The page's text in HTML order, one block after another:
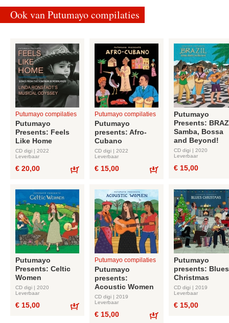
Ook van Putumayo compilaties
Putumayo compilaties
Putumayo
Presents: Feels
Like Home
CD digi | 2022
Leverbaar
€ 20,00
Putumayo compilaties
Putumayo
presents: Afro-
Cubano
CD digi | 2022
Leverbaar
€ 15,00
Putumayo
Presents:
Samba, Bossa
and Beyond!
CD digi | 2020
Leverbaar
€ 15,00
Putumayo
Presents: Celtic
Women
CD digi | 2020
Leverbaar
€ 15,00
Putumayo compilaties
Putumayo
presents:
Acoustic Women
CD digi | 2019
Leverbaar
€ 15,00
Putumayo
presents: Blues
Christmas
CD digi | 2019
Leverbaar
€ 15,00